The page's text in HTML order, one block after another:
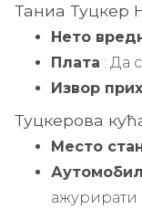
Таниа Туцкер
Нето
Плата : Да
Извор
Туцкерова
Место
ажурирати